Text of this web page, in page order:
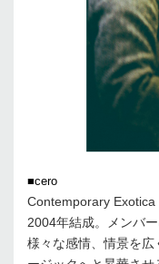
■cero
Contemporary
2004年結成。メンバ
様々な感情、情景を広